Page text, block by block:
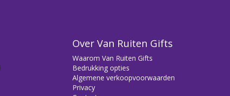
Over Van Ruiten Gifts
Waarom Van Ruiten Gifts
Bedrukking opties
Algemene verkoopvoorwaarden
Privacy